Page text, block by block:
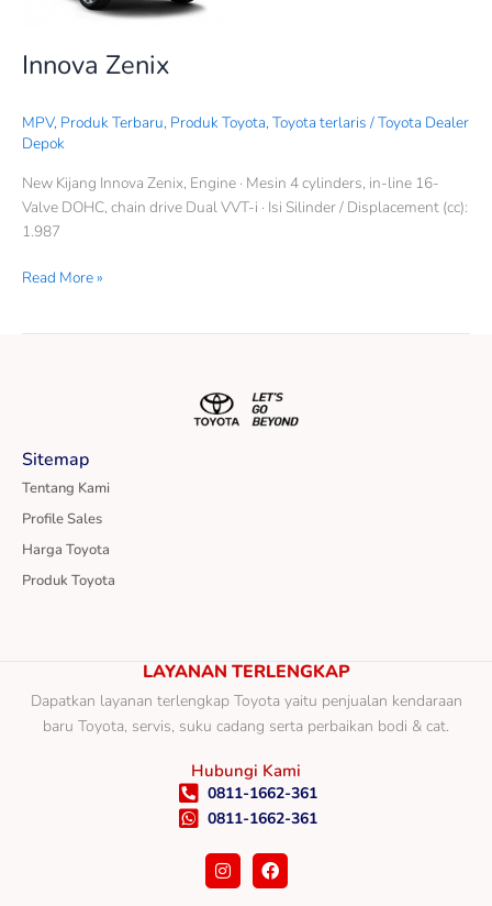
Innova Zenix
MPV, Produk Terbaru, Produk Toyota, Toyota terlaris /Toyota Dealer
Depok
New Kijang Innova Zenix, Engine · Mesin 4 cylinders, in-line 16-
Valve DOHC, chain drive Dual VVT-i · Isi Silinder / Displacement (cc):
1.987
Read More »
Sitemap
Tentang Kami
Profile Sales
Harga Toyota
Produk Toyota
LAYANAN TERLENGKAP
Dapatkan layanan terlengkap Toyota yaitu penjualan kendaraan
baru Toyota, servis, suku cadang serta perbaikan bodi & cat.
Hubungi Kami
0811-1662-361
0811-1662-361
I
n
s
F
a
c